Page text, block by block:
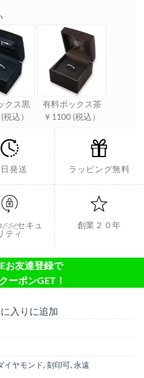
クス黒
込）
有料ボックス茶
￥1100 (税込）
発送 ラッピング無料
セキュ
ティ
創業２０年
お友達登録で
ーポンGET！
入りに追加
イヤモンド, 刻印可, 永遠